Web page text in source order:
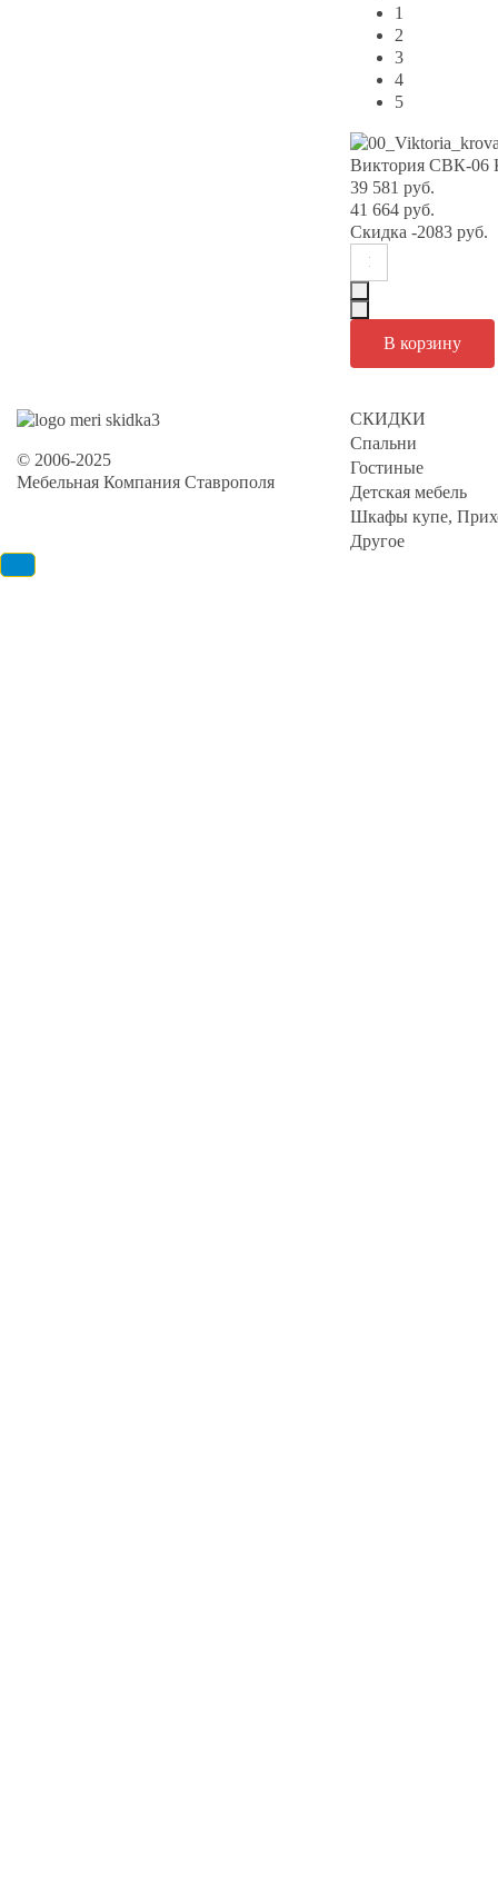
1
2
3
4
5
Виктория СВК-06
39 581 руб.
41 664 руб.
Скидка -2083 руб.
© 2006-2025
Мебельная Компания Ставрополя
СКИДКИ
Спальни
Гостиные
Детская мебель
Шкафы купе,
Другое